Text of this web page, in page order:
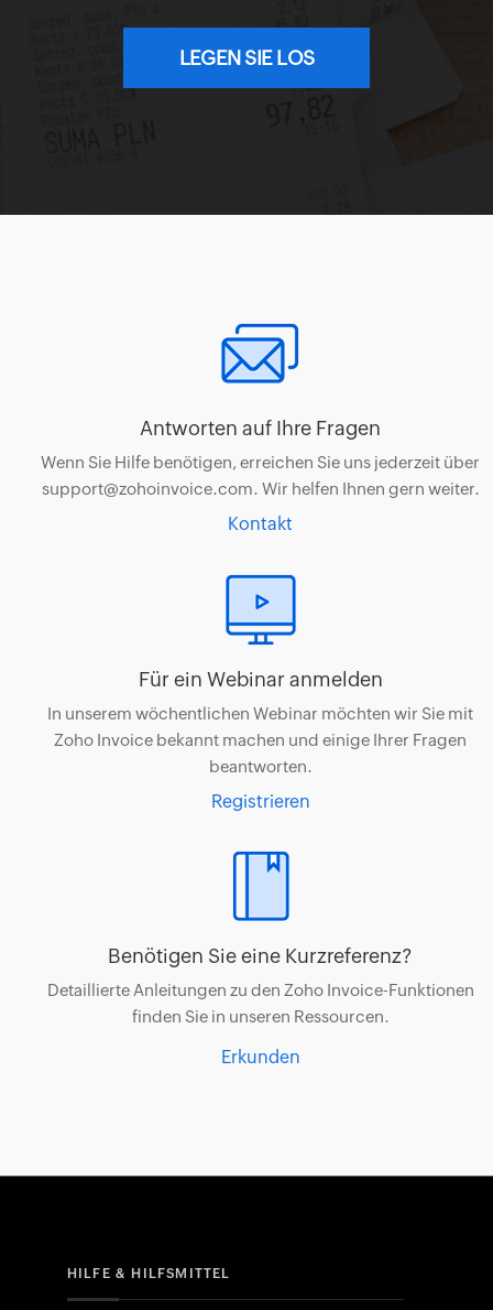
LEGEN SIE LOS
Antworten auf Ihre Fragen
Wenn Sie Hilfe benötigen, erreichen Sie uns jederzeit über
support@zohoinvoice.com. Wir helfen Ihnen gern weiter.
Kontakt
Für ein Webinar anmelden
In unserem wöchentlichen Webinar möchten wir Sie mit
Zoho Invoice bekannt machen und einige Ihrer Fragen
beantworten.
Registrieren
Benötigen Sie eine Kurzreferenz?
Detaillierte Anleitungen zu den Zoho Invoice-Funktionen
finden Sie in unseren Ressourcen.
Erkunden
HILFE & HILFSMITTEL